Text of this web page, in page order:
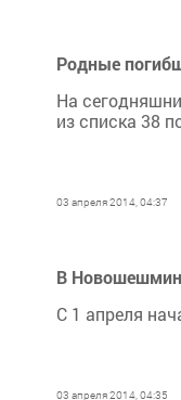
Родные
На
из списка 38
03 апреля 2014, 04:37
В
С 1 апреля
03 апреля 2014, 04:35